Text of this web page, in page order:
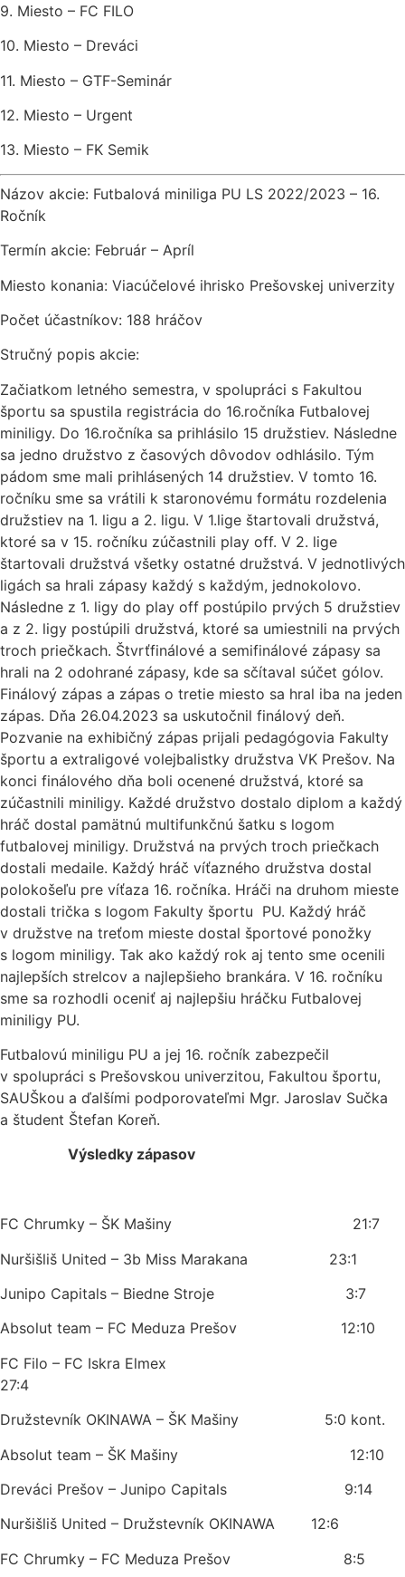
9. Miesto – FC FILO
10. Miesto – Dreváci
11. Miesto – GTF-Seminár
12. Miesto – Urgent
13. Miesto – FK Semik
Názov akcie: Futbalová miniliga PU LS 2022/2023 – 16.
Ročník
Termín akcie: Február – Apríl
Miesto konania: Viacúčelové ihrisko Prešovskej univerzity
Počet účastníkov: 188 hráčov
Stručný popis akcie:
Začiatkom letného semestra, v spolupráci s Fakultou
športu sa spustila registrácia do 16.ročníka Futbalovej
miniligy. Do 16.ročníka sa prihlásilo 15 družstiev. Následne
sa jedno družstvo z časových dôvodov odhlásilo. Tým
pádom sme mali prihlásených 14 družstiev. V tomto 16.
ročníku sme sa vrátili k staronovému formátu rozdelenia
družstiev na 1. ligu a 2. ligu. V 1.lige štartovali družstvá,
ktoré sa v 15. ročníku zúčastnili play off. V 2. lige
štartovali družstvá všetky ostatné družstvá. V jednotlivých
ligách sa hrali zápasy každý s každým, jednokolovo.
Následne z 1. ligy do play off postúpilo prvých 5 družstiev
a z 2. ligy postúpili družstvá, ktoré sa umiestnili na prvých
troch priečkach. Štvrťfinálové a semifinálové zápasy sa
hrali na 2 odohrané zápasy, kde sa sčítaval súčet gólov.
Finálový zápas a zápas o tretie miesto sa hral iba na jeden
zápas. Dňa 26.04.2023 sa uskutočnil finálový deň.
Pozvanie na exhibičný zápas prijali pedagógovia Fakulty
športu a extraligové volejbalistky družstva VK Prešov. Na
konci finálového dňa boli ocenené družstvá, ktoré sa
zúčastnili miniligy. Každé družstvo dostalo diplom a každý
hráč dostal pamätnú multifunkčnú šatku s logom
futbalovej miniligy. Družstvá na prvých troch priečkach
dostali medaile. Každý hráč víťazného družstva dostal
polokošeľu pre víťaza 16. ročníka. Hráči na druhom mieste
dostali trička s logom Fakulty športu PU. Každý hráč
v družstve na treťom mieste dostal športové ponožky
s logom miniligy. Tak ako každý rok aj tento sme ocenili
najlepších strelcov a najlepšieho brankára. V 16. ročníku
sme sa rozhodli oceniť aj najlepšiu hráčku Futbalovej
miniligy PU.
Futbalovú miniligu PU a jej 16. ročník zabezpečil
v spolupráci s Prešovskou univerzitou, Fakultou športu,
SAUŠkou a ďalšími podporovateľmi Mgr. Jaroslav Sučka
a študent Štefan Koreň.
Výsledky zápasov
FC Chrumky – ŠK Mašiny 21:7
Nuršišliš United – 3b Miss Marakana 23:1
Junipo Capitals – Biedne Stroje 3:7
Absolut team – FC Meduza Prešov 12:10
FC Filo – FC Iskra Elmex
27:4
Družstevník OKINAWA – ŠK Mašiny 5:0 kont.
Absolut team – ŠK Mašiny 12:10
Dreváci Prešov – Junipo Capitals 9:14
Nuršišliš United – Družstevník OKINAWA 12:6
FC Chrumky – FC Meduza Prešov 8:5